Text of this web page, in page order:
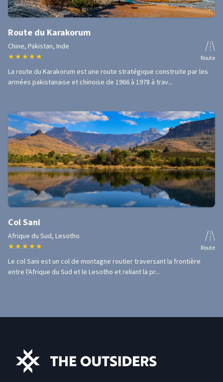
Route du Karakorum
Chine, Pakistan, Inde
★ ★ ★ ★ ★ Route
La route du Karakorum est une route stratégique construite par les
armées pakistanaise et chinoise de 1966 à 1978 à trav...
Col Sani
Afrique du Sud, Lesotho
★ ★ ★ ★ ★ Route
Le col Sani est un col de montagne routier traversant la frontière
entre l'Afrique du Sud et le Lesotho et reliant la pr...